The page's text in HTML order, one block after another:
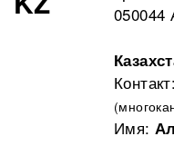
050044
Контакт:
Имя: